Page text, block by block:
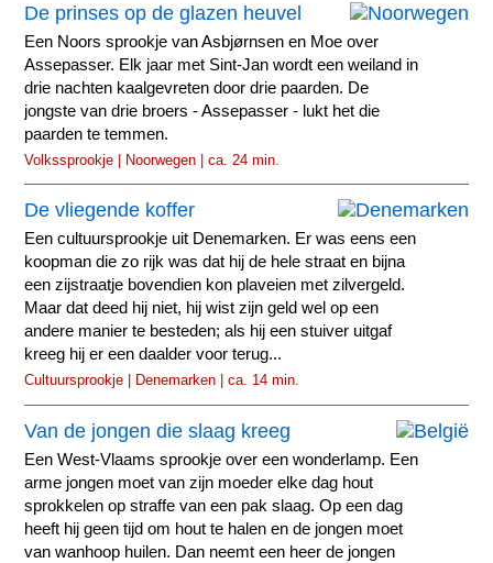
De prinses op de glazen heuvel
Een Noors sprookje van Asbjørnsen en Moe over
Assepasser. Elk jaar met Sint-Jan wordt een weiland in
drie nachten kaalgevreten door drie paarden. De
jongste van drie broers - Assepasser - lukt het die
paarden te temmen.
Volkssprookje | Noorwegen | ca. 24 min.
De vliegende koffer
Een cultuursprookje uit Denemarken. Er was eens een
koopman die zo rijk was dat hij de hele straat en bijna
een zijstraatje bovendien kon plaveien met zilvergeld.
Maar dat deed hij niet, hij wist zijn geld wel op een
andere manier te besteden; als hij een stuiver uitgaf
kreeg hij er een daalder voor terug...
Cultuursprookje | Denemarken | ca. 14 min.
Van de jongen die slaag kreeg
Een West-Vlaams sprookje over een wonderlamp. Een
arme jongen moet van zijn moeder elke dag hout
sprokkelen op straffe van een pak slaag. Op een dag
heeft hij geen tijd om hout te halen en de jongen moet
van wanhoop huilen. Dan neemt een heer de jongen